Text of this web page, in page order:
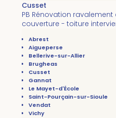
Cusset
PB Rénovation
couverture - toiture
Abrest
Aigueperse
Bellerive-sur-Allier
Brugheas
Cusset
Gannat
Le Mayet-d'École
Saint-Pourçain-sur-Sioule
Vendat
Vichy